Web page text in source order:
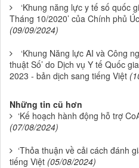
‘Khung năng lực y tế số quốc
Tháng 10/2020’ của Chính phủ
(09/09/2024)
‘Khung Năng lực AI và Công
thuật Số’ do Dịch vụ Y tế Quốc
2023 - bản dịch sang tiếng Việt
Những tin cũ hơn
‘Kế hoạch hành động hỗ trợ
(07/08/2024)
‘Thỏa thuận về cải cách đánh
tiếng Việt (05/08/2024)